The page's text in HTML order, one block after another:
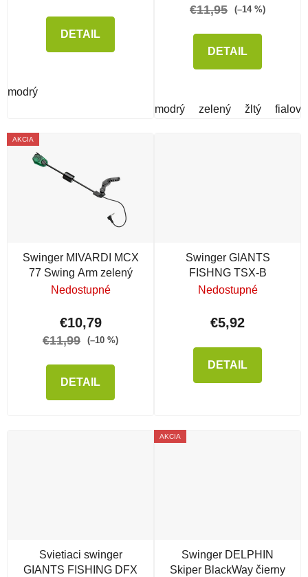
DETAIL
modrý
€11,95 (–14 %)
DETAIL
modrý zelený žltý fialový
AKCIA
Swinger MIVARDI MCX
77 Swing Arm zelený
Nedostupné
€10,79
€11,99 (–10 %)
DETAIL
Swinger GIANTS
FISHNG TSX-B
Nedostupné
€5,92
DETAIL
Svietiaci swinger
GIANTS FISHING DFX
AKCIA
Swinger DELPHIN
Skiper BlackWay čierny